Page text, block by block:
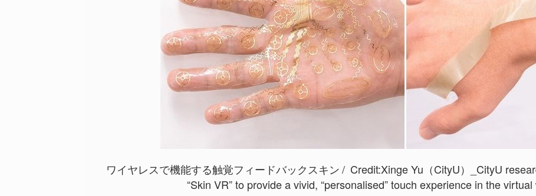
ワイヤレスで機能する触覚フィードバックスキン Credit:Xinge Yu（CityU）_CityU
“Skin VR” to provide a vivid, “personalised” touch experience in the virtual